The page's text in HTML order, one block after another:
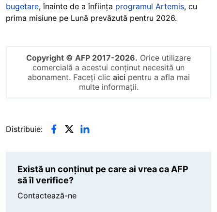
bugetare, înainte de a înființa programul Artemis, cu
prima misiune pe Lună prevăzută pentru 2026.
Copyright © AFP 2017-2026. Orice utilizare
comercială a acestui conținut necesită un
abonament. Faceți clic aici pentru a afla mai
multe informații.
Distribuie:
Există un conținut pe care ai vrea ca AFP
să îl verifice?
Contactează-ne